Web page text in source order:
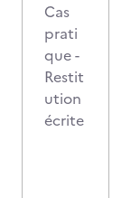
Cas
prati
que -
Restit
ution
écrite